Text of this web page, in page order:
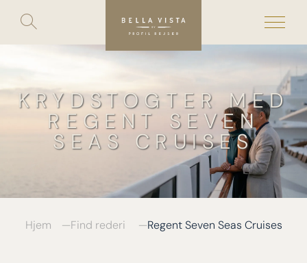
Skip
content
Toggle
search
KRYDSTOGTER MED
REGENT SEVEN
SEAS CRUISES
Hjem Find rederi Regent Seven Seas Cruises